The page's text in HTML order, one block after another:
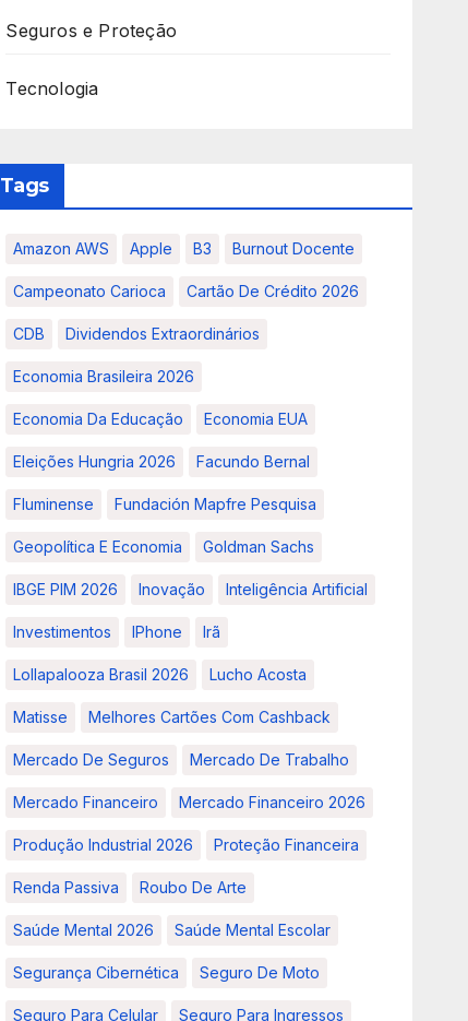
Seguros e Proteção
Tecnologia
Tags
Amazon AWS Apple B3 Burnout Docente
Campeonato Carioca Cartão De Crédito 2026
CDB Dividendos Extraordinários
Economia Brasileira 2026
Economia Da Educação Economia EUA
Eleições Hungria 2026 Facundo Bernal
Fluminense Fundación Mapfre Pesquisa
Geopolítica E Economia Goldman Sachs
IBGE PIM 2026 Inovação Inteligência Artificial
Investimentos IPhone Irã
Lollapalooza Brasil 2026 Lucho Acosta
Matisse Melhores Cartões Com Cashback
Mercado De Seguros Mercado De Trabalho
Mercado Financeiro Mercado Financeiro 2026
Produção Industrial 2026 Proteção Financeira
Renda Passiva Roubo De Arte
Saúde Mental 2026 Saúde Mental Escolar
Segurança Cibernética Seguro De Moto
Seguro Para Celular Seguro Para Ingressos